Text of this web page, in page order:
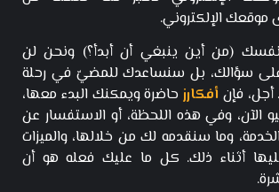
موقعك الإلكتروني.
(من أين ينبغي أن أبدأ؟) ونحن لن
على سؤالك، بل سنساعدك للمضيّ في رحلة
فإن أفكارز حاضرة ويمكنك البدء معها،
الآن، وفي هذه اللحظة، أو الاستفسار عن
وما سنقدمه لك من خلالها، والميزات
أثناء ذلك. كل ما عليك فعله هو أن